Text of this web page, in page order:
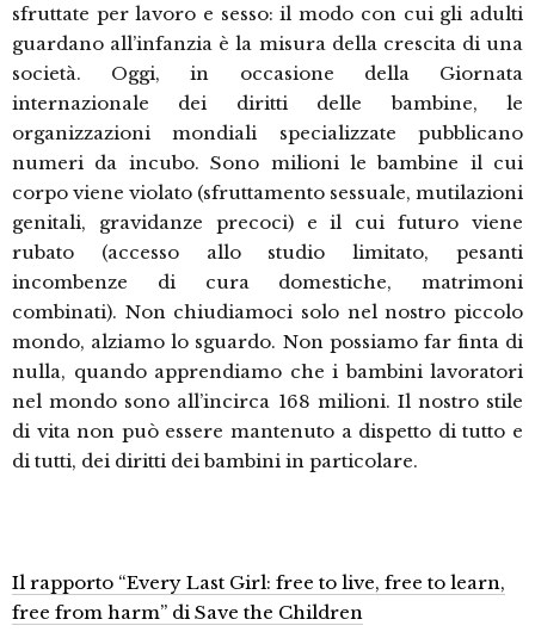
sfruttate per lavoro e sesso: il modo con cui gli adulti
guardano all’infanzia è la misura della crescita di una
società. Oggi, in occasione della Giornata
internazionale dei diritti delle bambine, le
organizzazioni mondiali specializzate pubblicano
numeri da incubo. Sono milioni le bambine il cui
corpo viene violato (sfruttamento sessuale, mutilazioni
genitali, gravidanze precoci) e il cui futuro viene
rubato (accesso allo studio limitato, pesanti
incombenze di cura domestiche, matrimoni
combinati). Non chiudiamoci solo nel nostro piccolo
mondo, alziamo lo sguardo. Non possiamo far finta di
nulla, quando apprendiamo che i bambini lavoratori
nel mondo sono all’incirca 168 milioni. Il nostro stile
di vita non può essere mantenuto a dispetto di tutto e
di tutti, dei diritti dei bambini in particolare.
Il rapporto “Every Last Girl: free to live, free to learn,
free from harm” di Save the Children